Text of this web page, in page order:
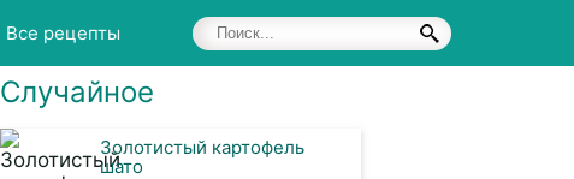
Все рецепты
Случайное
Золотистый картофель
шато